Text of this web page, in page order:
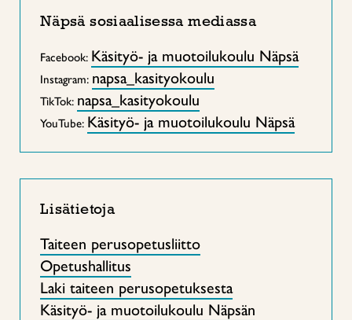
Näpsä sosiaalisessa mediassa
Facebook: Käsityö- ja muotoilukoulu Näpsä
Instagram: napsa_kasityokoulu
TikTok: napsa_kasityokoulu
YouTube: Käsityö- ja muotoilukoulu Näpsä
Lisätietoja
Taiteen perusopetusliitto
Opetushallitus
Laki taiteen perusopetuksesta
Käsityö- ja muotoilukoulu Näpsän